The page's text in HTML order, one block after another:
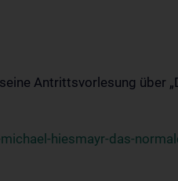
Antrittsvorlesung über
hiesmayr-das-